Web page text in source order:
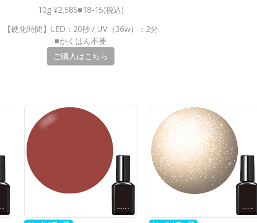
10g ¥2,585■18-15(税込)
【硬化時間】LED：20秒 / UV（36w）：2分
■かくはん不要
ご購入はこちら